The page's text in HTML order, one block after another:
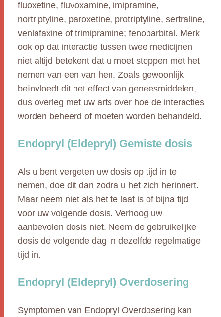
fluoxetine, fluvoxamine, imipramine,
nortriptyline, paroxetine, protriptyline, sertraline,
venlafaxine of trimipramine; fenobarbital. Merk
ook op dat interactie tussen twee medicijnen
niet altijd betekent dat u moet stoppen met het
nemen van een van hen. Zoals gewoonlijk
beïnvloedt dit het effect van geneesmiddelen,
dus overleg met uw arts over hoe de interacties
worden beheerd of moeten worden behandeld.
Endopryl (Eldepryl) Gemiste dosis
Als u bent vergeten uw dosis op tijd in te
nemen, doe dit dan zodra u het zich herinnert.
Maar neem niet als het te laat is of bijna tijd
voor uw volgende dosis. Verhoog uw
aanbevolen dosis niet. Neem de gebruikelijke
dosis de volgende dag in dezelfde regelmatige
tijd in.
Endopryl (Eldepryl) Overdosering
Symptomen van Endopryl Overdosering kan